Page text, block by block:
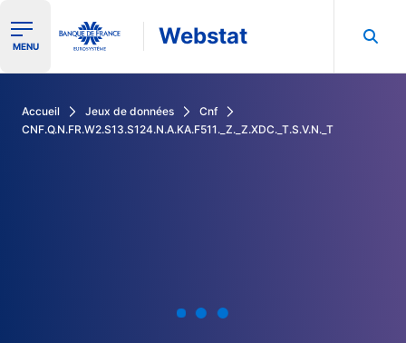
Ouvrir le menu de navigation
MENU Webstat
Accueil Jeux de données
Cnf
CNF.Q.N.FR.W2.S13.S124.N.A.KA.F511._Z._Z.XDC._T.S.V.N._T